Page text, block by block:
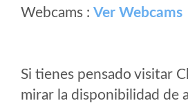
Webcams : Ver Webcams
Si tienes pensado visitar
mirar la disponibilidad de